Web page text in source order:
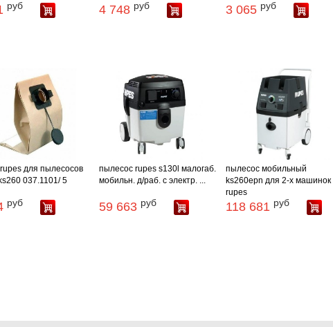
руб 4 748 руб 3 065 руб
для пылесосов
037.1101/ 5
руб
пылесос rupes s130l малогаб.
мобильн. д/раб. с электр. ...
59 663 руб
пылесос мобильный
ks260epn для 2-х машинок
rupes
118 681 руб